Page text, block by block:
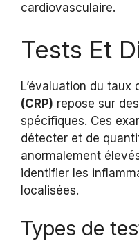
cardiovasculaire.
Tests Et
L’évaluation du taux
(CRP) repose sur
spécifiques. Ces
détecter et de
anormalement
identifier les
localisées.
Types de